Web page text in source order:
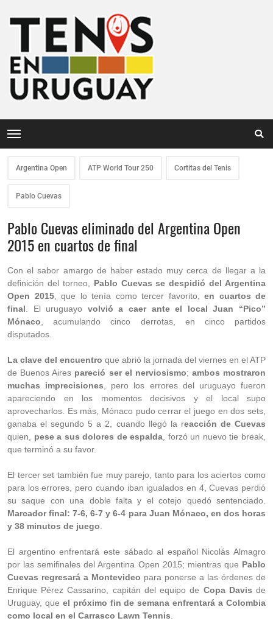
Argentina Open ATP World Tour 250 Cortitas del Tenis
Pablo Cuevas
Pablo Cuevas eliminado del Argentina Open
2015 en cuartos de final
Con el sabor amargo de haber estado muy cerca de llegar a la
definición del torneo, Pablo Cuevas se despidió del Argentina
Open 2015, que lo tenía como tercer favorito, en cuartos de
final . El uruguayo volvió a caer ante el local Juan “Pico”
Mónaco , acumulando cinco derrotas, en cinco partidos
disputados.
La clave del encuentro que abrió la jornada del viernes en el ATP
de Buenos Aires pareció ser el nerviosismo; ambos mostraron
muchas imprecisiones , pero los errores del uruguayo fueron
apareciendo en los momentos decisivos y el local supo
aprovecharlos. Es más, Mónaco pudo cerrar el juego en dos sets,
ganaba el segundo 5 a 2, cuando llegó la reacción de Cuevas
quien, pese a sus dolores de espalda , forzó un nuevo tie break,
que terminó a su favor.
El tercer set también fue muy parejo, tanto para los aciertos como
para los errores, pero cuando iban igualados en 4, Cuevas perdió
su saque con una doble falta y el cotejo quedó sentenciado.
Marcador final: 7-6, 6-7 y 6-4 para Juan Mónaco, en dos horas
y 38 minutos de juego
El argentino enfrentará este sábado al español Nicolás Almagro
por las semifinales del Argentina Open 2015; mientras que Pablo
Cuevas regresará a Montevideo para ponerse a las órdenes de
Enrique Pérez Cassarino, capitán del equipo de Copa Davis de
Uruguay, que el próximo fin de semana enfrentará a Colombia
como local en el Carrasco Lawn Tennis